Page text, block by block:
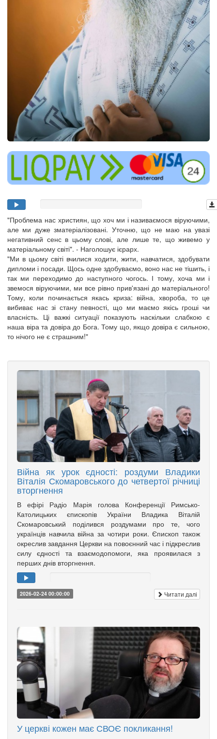
"Проблема нас християн, що хоч ми і називаємося віруючими,
але ми дуже зматеріалізовані. Уточню, що не маю на увазі
негативний сенс в цьому слові, але лише те, що живемо у
матеріальному світі". - Наголошує ієрарх.
"Ми в цьому світі вчилися ходити, жити, навчатися, здобувати
дипломи і посади. Щось одне здобуваємо, воно нас не тішить, і
так ми переходимо до наступного чогось. І тому, хоча ми і
звемося віруючими, ми все рівно прив'язані до матеріального!
Тому, коли починається якась криза: війна, хвороба, то це
вибиває нас зі стану певності, що ми маємо якісь гроші чи
власність. Ці важкі ситуації показують наскільки слабкою є
наша віра та довіра до Бога. Тому що, якщо довіра є сильною,
то нічого не є страшним!"
Війна як урок єдності: роздуми Владики
Віталія Скомаровського до четвертої річниці
вторгнення
В ефірі Радіо Марія голова Конференції Римсько-
Католицьких єпископів України Владика Віталій
Скомаровський поділився роздумами про те, чого
українців навчила війна за чотири роки. Єпископ також
окреслив завдання Церкви на повоєнний час і підкреслив
силу єдності та взаємодопомоги, яка проявилася з
перших днів вторгнення.
2026-02-24 00:00:00 Читати далі
У церкві кожен має СВОЄ покликання!